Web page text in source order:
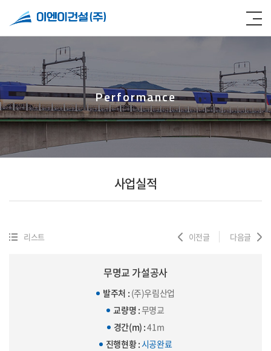
Performance
사업실적
리스트 이전글 다음글
무명교 가설공사
발주처 : (주)우림산업
교량명 :무명교
경간(m) :41m
진행현황 : 시공완료